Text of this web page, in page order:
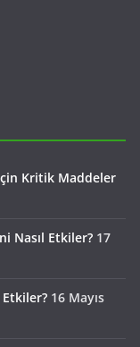
İçin Kritik Maddeler
Nasıl Etkiler? 17
16 Mayıs